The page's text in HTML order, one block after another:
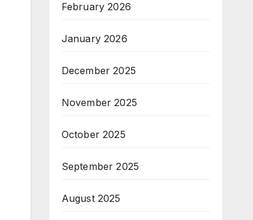
February 2026
January 2026
December 2025
November 2025
October 2025
September 2025
August 2025